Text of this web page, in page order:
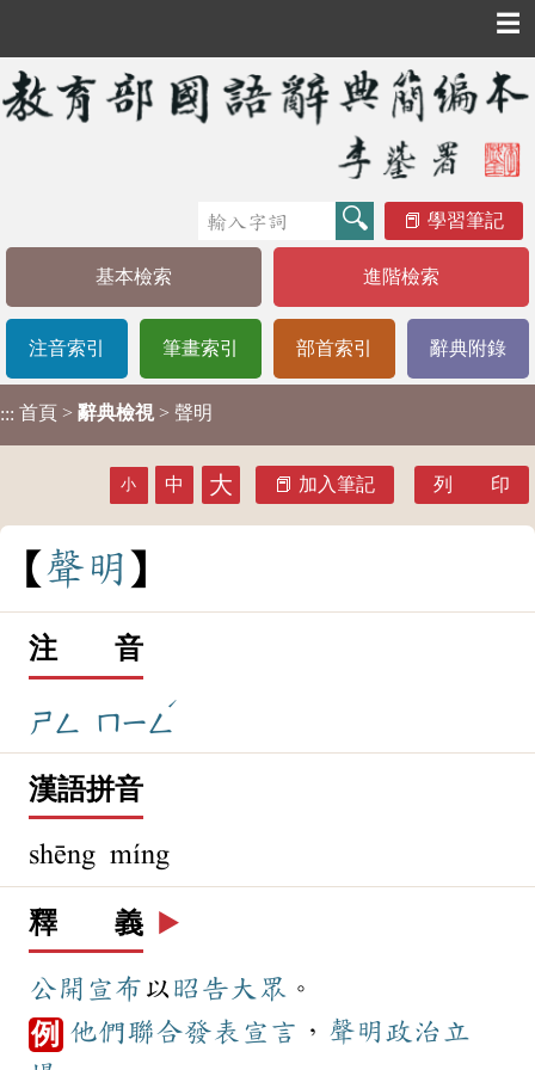
☰
學習筆記
基本檢索 進階檢索
注音索引 筆畫索引 部首索引 辭典附錄
::: 首頁 > 辭典檢視 > 聲明
小 中 大 加入筆記 列 印
聲明
注 音
ㄕㄥ ㄇㄧㄥ
ˊ
漢語拼音
shēng míng
釋 義 ▶️
公開 宣布 以昭告 大眾 。
例 他們聯合發表 宣言 ， 聲明政治立